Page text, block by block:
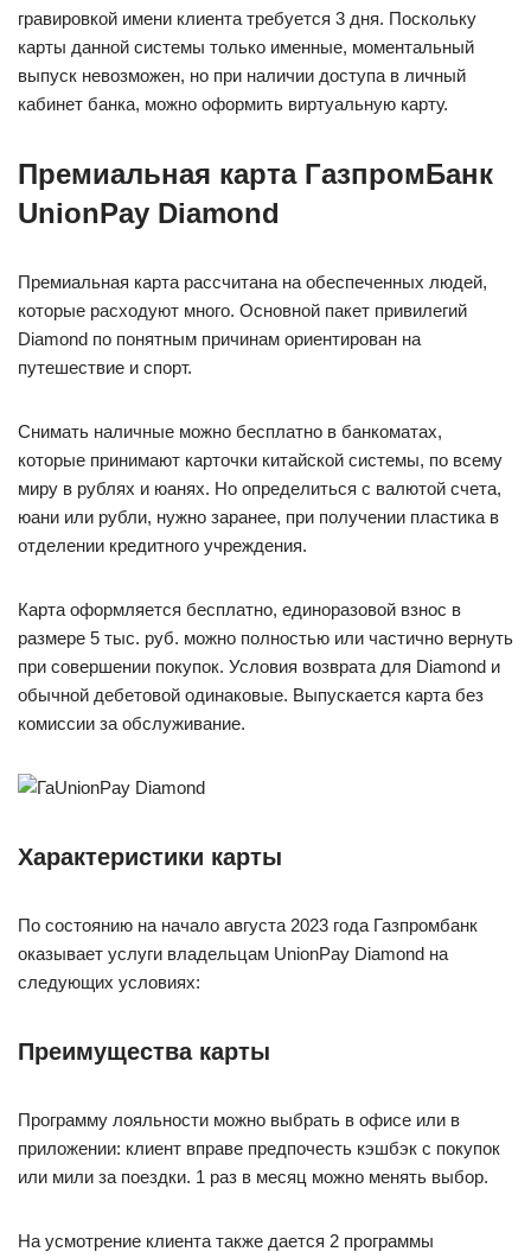
гравировкой имени клиента требуется 3 дня. Поскольку
карты данной системы только именные, моментальный
выпуск невозможен, но при наличии доступа в личный
кабинет банка, можно оформить виртуальную карту.
Премиальная карта ГазпромБанк
UnionPay Diamond
Премиальная карта рассчитана на обеспеченных людей,
которые расходуют много. Основной пакет привилегий
Diamond по понятным причинам ориентирован на
путешествие и спорт.
Снимать наличные можно бесплатно в банкоматах,
которые принимают карточки китайской системы, по всему
миру в рублях и юанях. Но определиться с валютой счета,
юани или рубли, нужно заранее, при получении пластика в
отделении кредитного учреждения.
Карта оформляется бесплатно, единоразовой взнос в
размере 5 тыс. руб. можно полностью или частично вернуть
при совершении покупок. Условия возврата для Diamond и
обычной дебетовой одинаковые. Выпускается карта без
комиссии за обслуживание.
Характеристики карты
По состоянию на начало августа 2023 года Газпромбанк
оказывает услуги владельцам UnionPay Diamond на
следующих условиях:
Преимущества карты
Программу лояльности можно выбрать в офисе или в
приложении: клиент вправе предпочесть кэшбэк с покупок
или мили за поездки. 1 раз в месяц можно менять выбор.
На усмотрение клиента также дается 2 программы